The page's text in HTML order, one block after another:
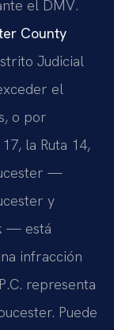
el DMV.
County
Judicial
el
o por
la Ruta 14,
—
y
— está
infracción
representa
Puede